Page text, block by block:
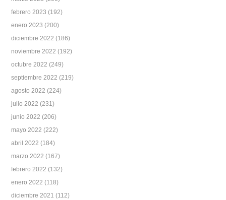
febrero 2023 (192)
enero 2023 (200)
diciembre 2022 (186)
noviembre 2022 (192)
octubre 2022 (249)
septiembre 2022 (219)
agosto 2022 (224)
julio 2022 (231)
junio 2022 (206)
mayo 2022 (222)
abril 2022 (184)
marzo 2022 (167)
febrero 2022 (132)
enero 2022 (118)
diciembre 2021 (112)